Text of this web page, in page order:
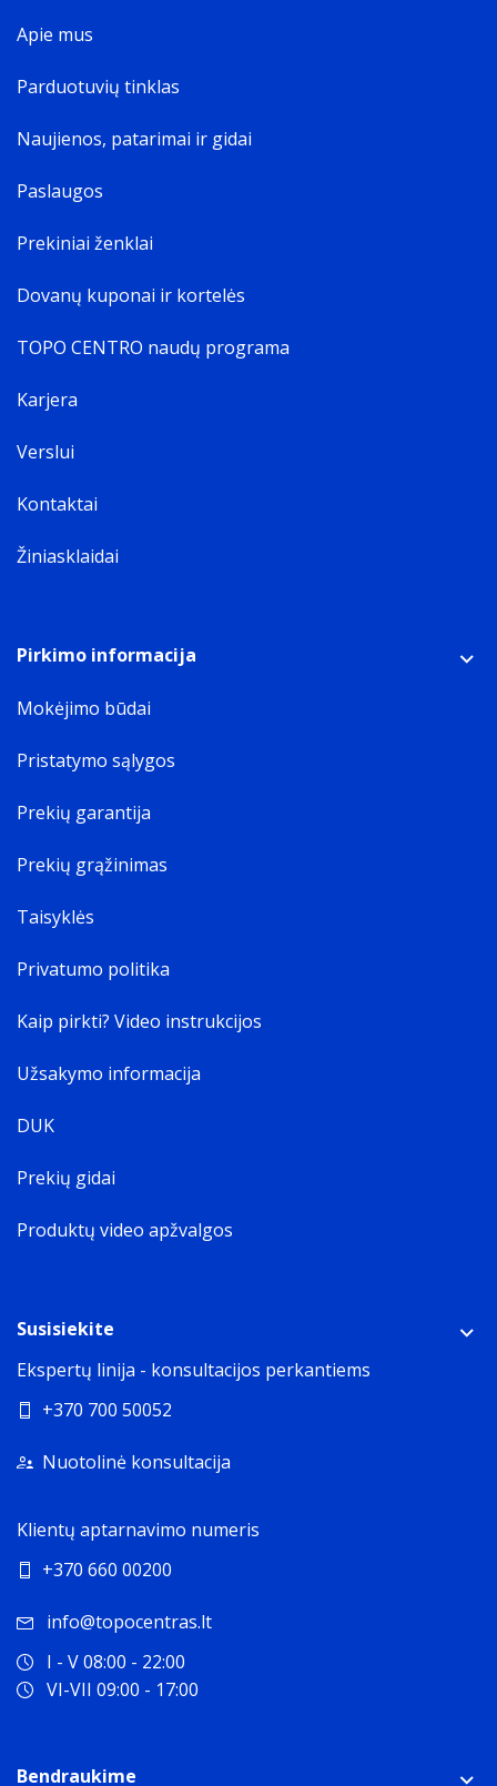
Apie mus
Parduotuvių tinklas
Naujienos, patarimai ir gidai
Paslaugos
Prekiniai ženklai
Dovanų kuponai ir kortelės
TOPO CENTRO naudų programa
Karjera
Verslui
Kontaktai
Žiniasklaidai
Pirkimo informacija
Mokėjimo būdai
Pristatymo sąlygos
Prekių garantija
Prekių grąžinimas
Taisyklės
Privatumo politika
Kaip pirkti? Video instrukcijos
Užsakymo informacija
DUK
Prekių gidai
Produktų video apžvalgos
Susisiekite
Ekspertų linija - konsultacijos perkantiems
+370 700 50052
Nuotolinė konsultacija
Klientų aptarnavimo numeris
+370 660 00200
info@topocentras.lt
I - V 08:00 - 22:00
VI-VII 09:00 - 17:00
Bendraukime